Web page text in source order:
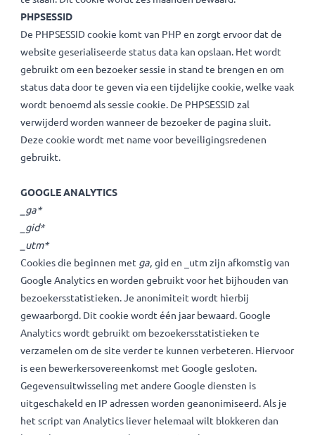
behulp van deze cookies kunnen wij anoniem klikgedrag in
kaart brengen, bijvoorbeeld hoeveel bezoekers onze
hebben.
Onderstaande cookies plaatsen we indien je alleen de
advertenties & tracking cookies weigert:
CONSENT
Dit cookie wordt gebruikt om je keuze vast te leggen of je
het wel of niet op prijs stelt om niet noodzakelijke cookies
PHPSESSID
De PHPSESSID cookie komt van PHP en zorgt ervoor dat de
website geserialiseerde status data kan opslaan. Het wordt
gebruikt om een bezoeker sessie in stand te brengen en om
status data door te geven via een tijdelijke cookie, welke
wordt benoemd als sessie cookie. De PHPSESSID zal
verwijderd worden wanneer de bezoeker de pagina sluit.
Deze cookie wordt met name voor beveiligingsredenen
gebruikt.
GOOGLE ANALYTICS
_ga*
_gid*